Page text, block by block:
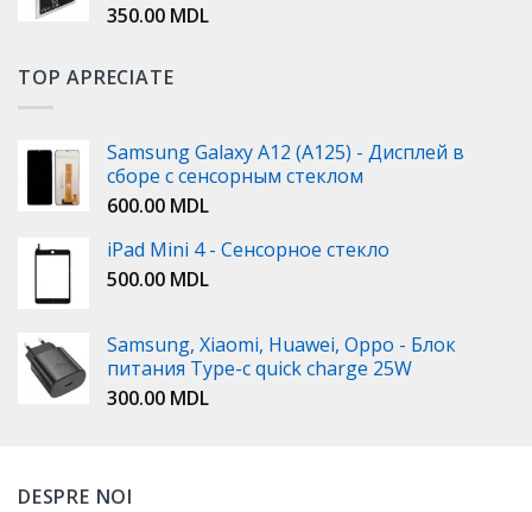
350.00 MDL
TOP APRECIATE
Samsung Galaxy A12 (A125) - Дисплей в
сборе с сенсорным стеклом
600.00 MDL
iPad Mini 4 - Сенсорное стекло
500.00 MDL
Samsung, Xiaomi, Huawei, Oppo - Блок
питания Type-c quick charge 25W
300.00 MDL
DESPRE NOI